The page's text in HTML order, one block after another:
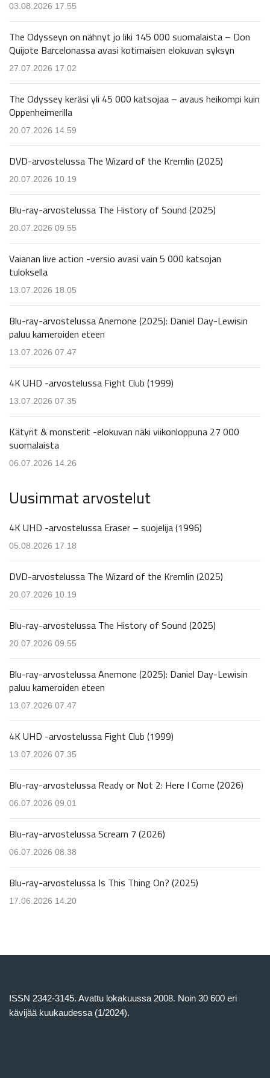
03.08.2026 17.55
The Odysseyn on nähnyt jo liki 145 000 suomalaista – Don
Quijote Barcelonassa avasi kotimaisen elokuvan syksyn
27.07.2026 17.02
The Odyssey keräsi yli 45 000 katsojaa – avaus heikompi kuin
Oppenheimerilla
20.07.2026 14.59
DVD-arvostelussa The Wizard of the Kremlin (2025)
20.07.2026 10.19
Blu-ray-arvostelussa The History of Sound (2025)
20.07.2026 09.55
Vaianan live action -versio avasi vain 5 000 katsojan
tuloksella
13.07.2026 18.05
Blu-ray-arvostelussa Anemone (2025): Daniel Day-Lewisin
paluu kameroiden eteen
13.07.2026 07.47
4K UHD -arvostelussa Fight Club (1999)
13.07.2026 07.35
Kätyrit & monsterit -elokuvan näki viikonloppuna 27 000
suomalaista
06.07.2026 14.26
Uusimmat arvostelut
4K UHD -arvostelussa Eraser – suojelija (1996)
05.08.2026 17.18
DVD-arvostelussa The Wizard of the Kremlin (2025)
20.07.2026 10.19
Blu-ray-arvostelussa The History of Sound (2025)
20.07.2026 09.55
Blu-ray-arvostelussa Anemone (2025): Daniel Day-Lewisin
paluu kameroiden eteen
13.07.2026 07.47
4K UHD -arvostelussa Fight Club (1999)
13.07.2026 07.35
Blu-ray-arvostelussa Ready or Not 2: Here I Come (2026)
06.07.2026 09.01
Blu-ray-arvostelussa Scream 7 (2026)
06.07.2026 08.38
Blu-ray-arvostelussa Is This Thing On? (2025)
17.06.2026 14.20
ISSN 2342-3145. Avattu lokakuussa 2008. Noin 30 600 eri
kävijää kuukaudessa (1/2024).